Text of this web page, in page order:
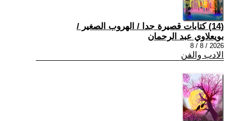
(14) كتابات قصيرة جدا / الهروب الصغير /
بويعلاوي عبد الرحمان
2026 / 8 / 8
الادب والفن